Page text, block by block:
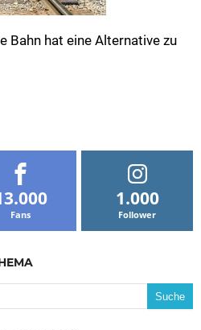
Bahn hat eine Alternative zu
Fans
1.000
Follower